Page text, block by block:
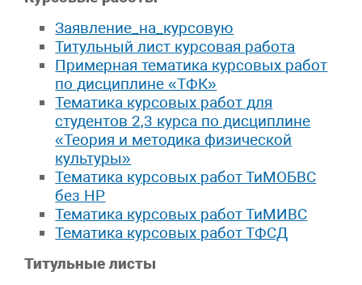
Заявление_на_курсовую
Титульный лист курсовая работа
Примерная тематика курсовых работ
по дисциплине «ТФК»
Тематика курсовых работ для
студентов 2,3 курса по дисциплине
«Теория и методика физической
культуры»
Тематика курсовых работ ТиМОБВС
без НР
Тематика курсовых работ ТиМИВС
Тематика курсовых работ ТФСД
Титульные листы